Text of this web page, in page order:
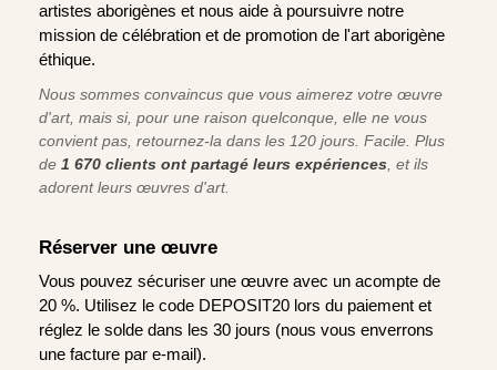
artistes aborigènes et nous aide à poursuivre notre
mission de célébration et de promotion de l'art aborigène
éthique.
Nous sommes convaincus que vous aimerez votre œuvre
d'art, mais si, pour une raison quelconque, elle ne vous
convient pas, retournez-la dans les 120 jours. Facile. Plus
de 1 670 clients ont partagé leurs expériences , et ils
adorent leurs œuvres d'art.
Réserver une œuvre
Vous pouvez sécuriser une œuvre avec un acompte de
20 %. Utilisez le code DEPOSIT20 lors du paiement et
réglez le solde dans les 30 jours (nous vous enverrons
une facture par e-mail).